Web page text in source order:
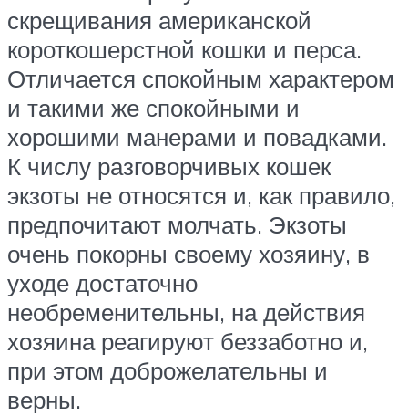
скрещивания американской
короткошерстной кошки и перса.
Отличается спокойным характером
и такими же спокойными и
хорошими манерами и повадками.
К числу разговорчивых кошек
экзоты не относятся и, как правило,
предпочитают молчать. Экзоты
очень покорны своему хозяину, в
уходе достаточно
необременительны, на действия
хозяина реагируют беззаботно и,
при этом доброжелательны и
верны.